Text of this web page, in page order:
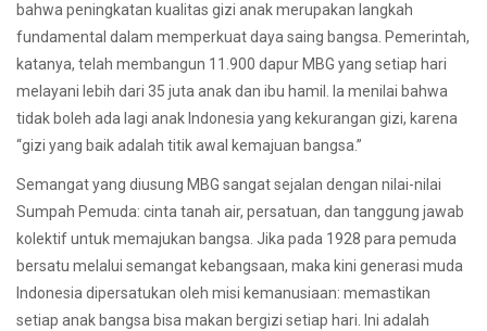
bahwa peningkatan kualitas gizi anak merupakan langkah
fundamental dalam memperkuat daya saing bangsa. Pemerintah,
katanya, telah membangun 11.900 dapur MBG yang setiap hari
melayani lebih dari 35 juta anak dan ibu hamil. Ia menilai bahwa
tidak boleh ada lagi anak Indonesia yang kekurangan gizi, karena
“gizi yang baik adalah titik awal kemajuan bangsa.”
Semangat yang diusung MBG sangat sejalan dengan nilai-nilai
Sumpah Pemuda: cinta tanah air, persatuan, dan tanggung jawab
kolektif untuk memajukan bangsa. Jika pada 1928 para pemuda
bersatu melalui semangat kebangsaan, maka kini generasi muda
Indonesia dipersatukan oleh misi kemanusiaan: memastikan
setiap anak bangsa bisa makan bergizi setiap hari. Ini adalah